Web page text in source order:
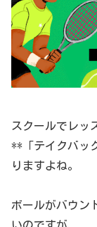
スクールでレッ
**「テイクバッ
りますよね。
ボールがバウン